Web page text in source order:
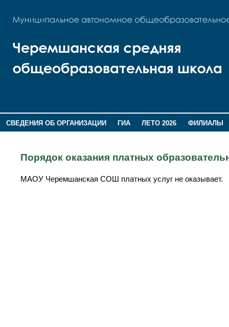
СВЕДЕНИЯ ОБ ОРГАНИЗАЦИИ ГИА ЛЕТО 2026
ФИЛИАЛЫ
Порядок оказания платных
МАОУ Черемшанская СОШ платных услуг не оказывает.